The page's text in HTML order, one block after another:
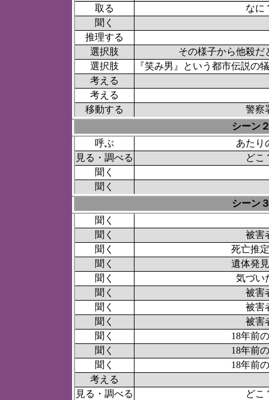
取る
なに
聞く
推理する
選択肢
その様子から他殺だ
選択肢
『笑み男』という都市伝説の
考える
考える
移動する
警察
シーン
呼ぶ
あたり
見る・調べる
どこ
聞く
聞く
シーン
聞く
聞く
被害
聞く
死亡推
聞く
遺体発
聞く
気づい
聞く
被害
聞く
被害
聞く
被害
聞く
18年前
聞く
18年前
聞く
18年前
考える
見る・調べる
どこ